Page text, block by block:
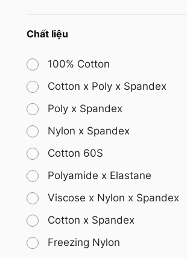
Chất liệu
100% Cotton
Cotton x Poly x Spandex
Poly x Spandex
Nylon x Spandex
Cotton 60S
Polyamide x Elastane
Viscose x Nylon x Spandex
Cotton x Spandex
Freezing Nylon